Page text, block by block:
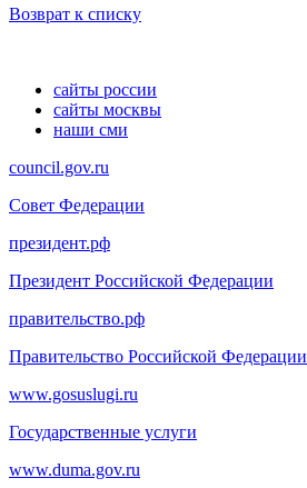
Возврат к списку
сайты россии
сайты москвы
наши сми
council.gov.ru
Совет Федерации
президент.рф
Президент Российской Федерации
правительство.рф
Правительство Российской Федерации
www.gosuslugi.ru
Государственные услуги
www.duma.gov.ru